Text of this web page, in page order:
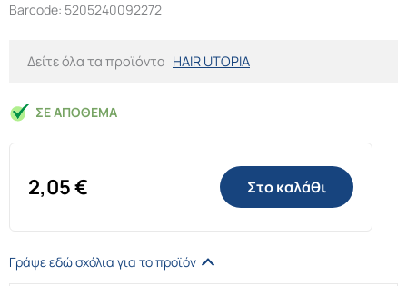
Barcode: 5205240092272
Δείτε όλα τα προϊόντα HAIR UTOPIA
ΣΕ ΑΠΌΘΕΜΑ
2,05€ Στο καλάθι
Γράψε εδώ σχόλια για το προϊόν